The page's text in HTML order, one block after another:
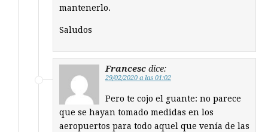
mantenerlo.
Saludos
Francesc dice:
29/02/2020 a las 01:02
Pero te cojo el guante: no parece
que se hayan tomado medidas en los
aeropuertos para todo aquel que venía de las